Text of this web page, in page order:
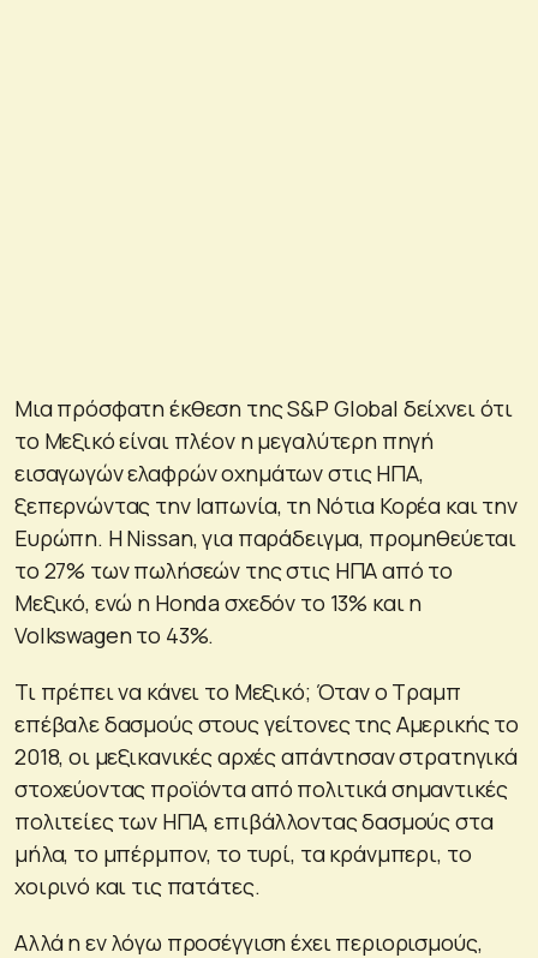
Μια πρόσφατη έκθεση της S&P Global δείχνει ότι
το Μεξικό είναι πλέον η μεγαλύτερη πηγή
εισαγωγών ελαφρών οχημάτων στις ΗΠΑ,
ξεπερνώντας την Ιαπωνία, τη Νότια Κορέα και την
Ευρώπη. Η Nissan, για παράδειγμα, προμηθεύεται
το 27% των πωλήσεών της στις ΗΠΑ από το
Μεξικό, ενώ η Honda σχεδόν το 13% και η
Volkswagen το 43%.
Τι πρέπει να κάνει το Μεξικό; Όταν ο Τραμπ
επέβαλε δασμούς στους γείτονες της Αμερικής το
2018, οι μεξικανικές αρχές απάντησαν στρατηγικά
στοχεύοντας προϊόντα από πολιτικά σημαντικές
πολιτείες των ΗΠΑ, επιβάλλοντας δασμούς στα
μήλα, το μπέρμπον, το τυρί, τα κράνμπερι, το
χοιρινό και τις πατάτες.
Αλλά η εν λόγω προσέγγιση έχει περιορισμούς,